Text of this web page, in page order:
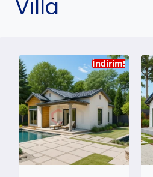
Villa
İndirim!